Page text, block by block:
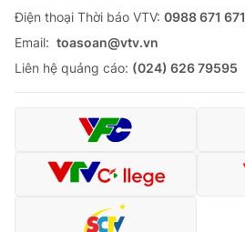
Ðiện thoại Thời báo VTV: 0988 671 671
Email: toasoan@vtv.vn
Liên hệ quảng cáo: (024) 626 79595